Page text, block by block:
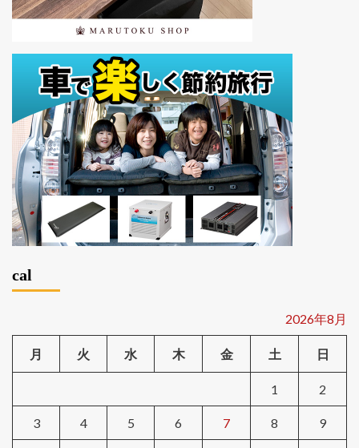
cal
2026年8月
月 火 水 木 金 土 日
1 2
3 4 5 6 7 8 9